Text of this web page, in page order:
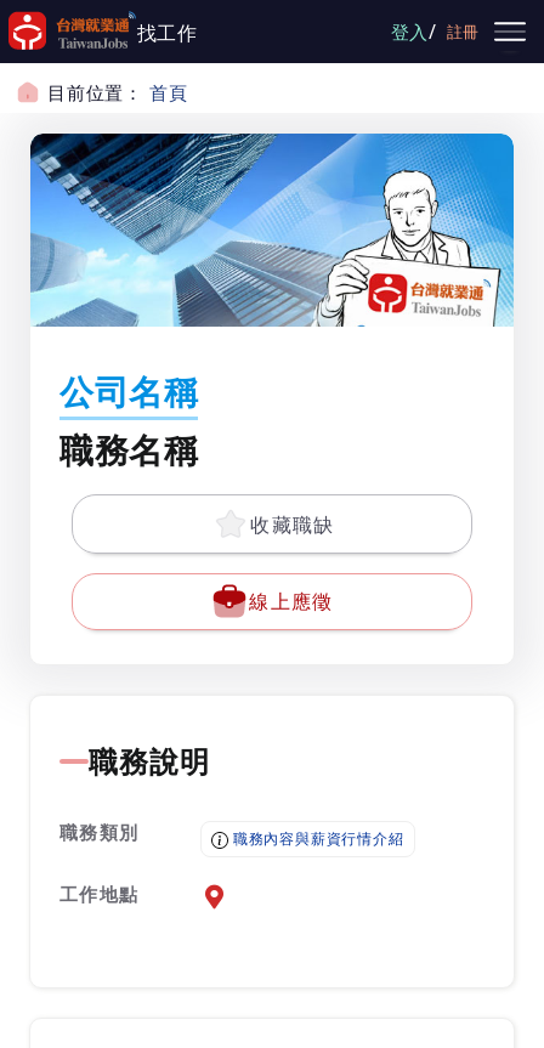
跳到主要內容
找工作 登入/ 註冊
目前位置： 首頁
公司名稱
職務名稱
收藏職缺
線上應徵
職務說明
職務類別 職務內容與薪資行情介紹
工作地點 前往查看地圖